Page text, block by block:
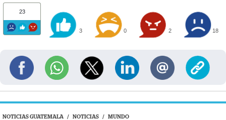
23
3 0 2 18
NOTICIAS GUATEMALA / NOTICIAS / MUNDO